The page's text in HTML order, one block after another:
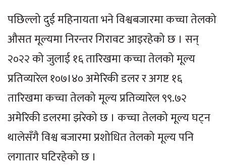
पछिल्लो दुई महिनायता भने विश्वबजारमा कच्चा तेलको
औसत मूल्यमा निरन्तर गिरावट आइरहेको छ । सन्
२०२२ को जुलाई १६ तारिखमा कच्चा तेलको मूल्य
प्रतिव्यारेल १०७।४० अमेरिकी डलर र अगष्ट १६
तारिखमा कच्चा तेलको मूल्य प्रतिव्यारेल ९९.७२
अमेरिकी डलरमा झरेको छ । कच्चा तेलको मूल्य घट्न
थालेसँगै विश्व बजारमा प्रशोधित तेलको मूल्य पनि
लगातार घटिरहेको छ ।